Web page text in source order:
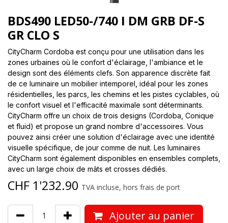
BDS490 LED50-/740 I DM GRB DF-S
GR CLO S
CityCharm Cordoba est conçu pour une utilisation dans les
zones urbaines où le confort d'éclairage, l'ambiance et le
design sont des éléments clefs. Son apparence discrète fait
de ce luminaire un mobilier intemporel, idéal pour les zones
résidentielles, les parcs, les chemins et les pistes cyclables, où
le confort visuel et l'efficacité maximale sont déterminants.
CityCharm offre un choix de trois designs (Cordoba, Conique
et fluid) et propose un grand nombre d'accessoires. Vous
pouvez ainsi créer une solution d'éclairage avec une identité
visuelle spécifique, de jour comme de nuit. Les luminaires
CityCharm sont également disponibles en ensembles complets,
avec un large choix de mâts et crosses dédiés.
CHF 1'232.90 TVA incluse, hors frais de port
Ajouter au panier